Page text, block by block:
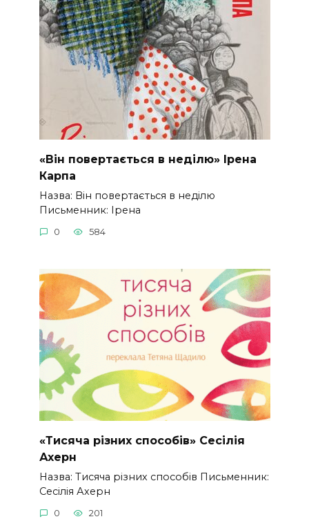
«Він повертається в неділю» Ірена
Карпа
Назва: Він повертається в неділю
Письменник: Ірена
0 584
«Тисяча різних способів» Сесілія
Ахерн
Назва: Тисяча різних способів Письменник:
Сесілія Ахерн
0 201